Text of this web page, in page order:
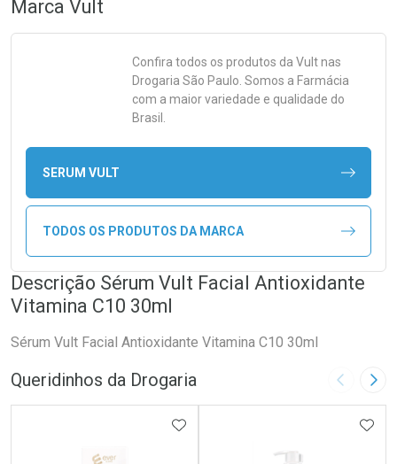
Marca Vult
Confira todos os produtos da Vultnas
Drogaria São Paulo. Somos a Farmácia
com a maior variedade e qualidade do
Brasil.
SERUM VULT
TODOS OS PRODUTOS DA MARCA
Descrição Sérum Vult Facial Antioxidante
Vitamina C10 30ml
Sérum Vult Facial Antioxidante Vitamina C10 30ml
Queridinhos da Drogaria Imagem
ADICIONAR AOS FAVORITOS